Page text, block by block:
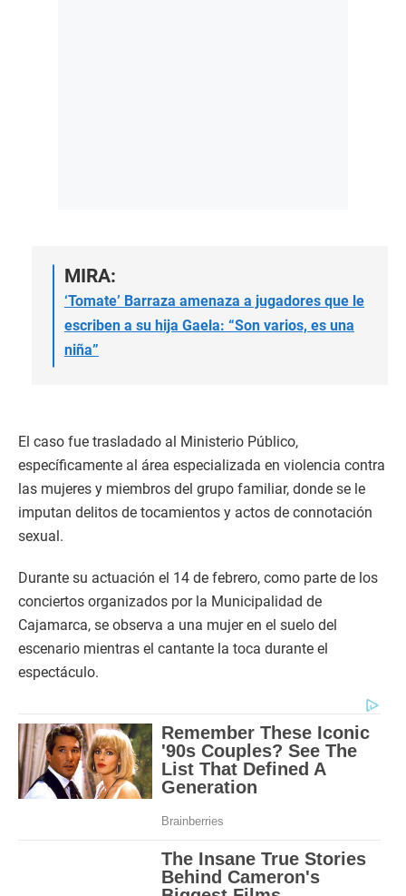
MIRA:
‘Tomate’ Barraza amenaza a jugadores que le
escriben a su hija Gaela: “Son varios, es una
niña”
El caso fue trasladado al Ministerio Público,
específicamente al área especializada en violencia contra
las mujeres y miembros del grupo familiar, donde se le
imputan delitos de tocamientos y actos de connotación
sexual.
Durante su actuación el 14 de febrero, como parte de los
conciertos organizados por la Municipalidad de
Cajamarca, se observa a una mujer en el suelo del
escenario mientras el cantante la toca durante el
espectáculo.